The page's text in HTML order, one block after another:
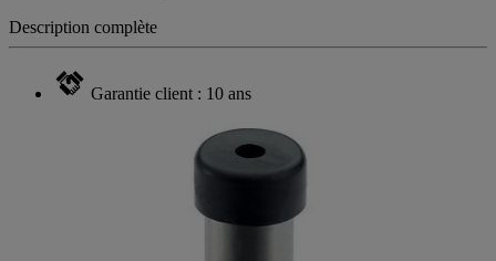
Description complète
Garantie client : 10 ans